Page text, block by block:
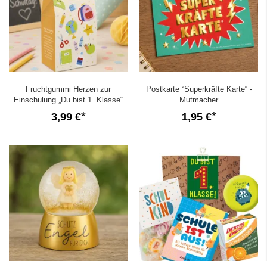
Fruchtgummi Herzen zur
Einschulung „Du bist 1. Klasse“
3,99 €
Postkarte “Superkräfte Karte“ -
Mutmacher
1,95 €